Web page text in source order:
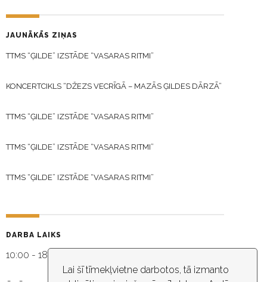
Lai šī tīmekļvietne darbotos, tā izmanto
JAUNĀKĀS ZIŅAS
TTMS “ĢILDE” IZSTĀDE “VASARAS RITMI”
KONCERTCIKLS “DŽEZS VECRĪGĀ – MAZĀS ĢILDES DĀRZĀ”
TTMS “ĢILDE” IZSTĀDE “VASARAS RITMI”
TTMS “ĢILDE” IZSTĀDE “VASARAS RITMI”
TTMS “ĢILDE” IZSTĀDE “VASARAS RITMI”
DARBA LAIKS
10:00 - 18:30